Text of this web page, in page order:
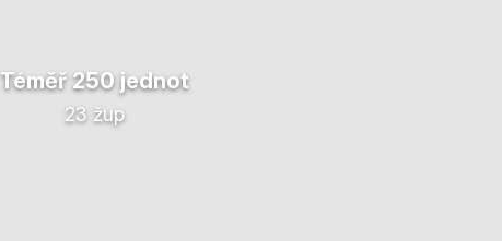
Téměř 250 jednot
23 žup